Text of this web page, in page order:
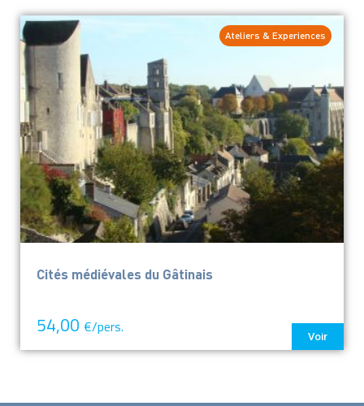
Cités médiévales du Gâtinais
54,00 €/pers.
Voir
Ateliers & Experiences